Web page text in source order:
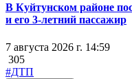
В Куйтунском районе
и его 3-летний пассажир
7 августа 2026 г. 14:59
305
#ДТП